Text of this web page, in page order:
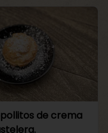
de crema